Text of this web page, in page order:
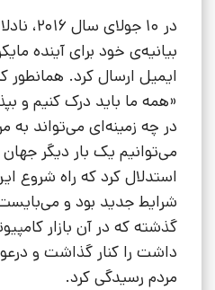
در 10
بیانیه‌ی خود برای آینده
ایمیل ارسال کرد. همانطور
«همه ما باید درک کنیم و
در چه زمینه‌ای می‌تواند به
می‌توانیم یک بار دیگر جهان
استدلال کرد که راه شروع
شرایط جدید بود و
گذشته که در آن بازار
داشت را کنار گذاشت و
مردم رسیدگی کرد.